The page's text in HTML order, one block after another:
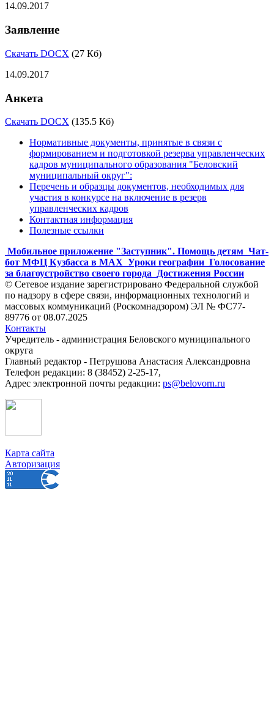
14.09.2017
Заявление
Скачать DOCX (27 Кб)
14.09.2017
Анкета
Скачать DOCX (135.5 Кб)
Нормативные документы, принятые в связи с
формированием и подготовкой резерва управленческих
кадров муниципального образования "Беловский
муниципальный округ":
Перечень и образцы документов, необходимых для
участия в конкурсе на включение в резерв
управленческих кадров
Контактная информация
Полезные ссылки
Мобильное приложение "Заступник". Помощь детям Чат-
бот МФЦ Кузбасса в MAX Уроки географии Голосование
за благоустройство своего города
Достижения России
© Сетевое издание зарегистрировано Федеральной службой
по надзору в сфере связи, информационных технологий и
массовых коммуникаций (Роскомнадзором) ЭЛ № ФС77-
89776 от 08.07.2025
Контакты
Учредитель - администрация Беловского муниципального
округа
Главный редактор - Петрушова Анастасия Александровна
Телефон редакции: 8 (38452) 2-25-17,
Адрес электронной почты редакции: ps@belovorn.ru
Карта сайта
Авторизация